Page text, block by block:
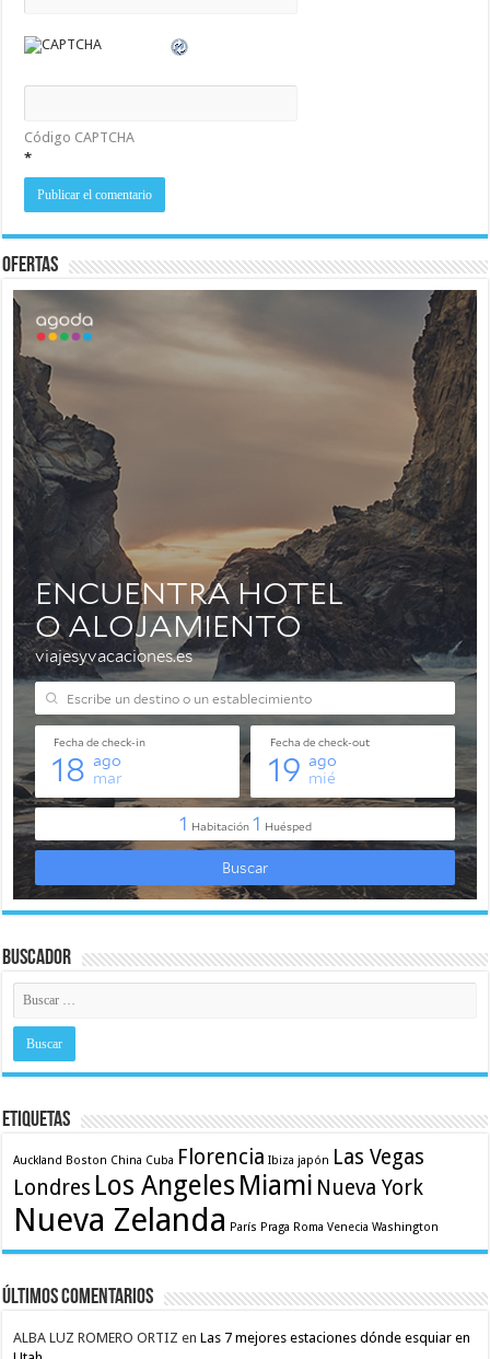
Código CAPTCHA
*
Ofertas
Buscador
Etiquetas
Auckland Boston China Cuba Florencia Ibiza japón Las Vegas
Londres Los Angeles Miami Nueva York
Nueva Zelanda París Praga Roma Venecia Washington
Últimos comentarios
ALBA LUZ ROMERO ORTIZ enLas 7 mejores estaciones dónde esquiar en